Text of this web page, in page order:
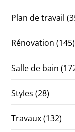
Plan de travail
Rénovation (145)
Salle de bain
Styles (28)
Travaux(132)